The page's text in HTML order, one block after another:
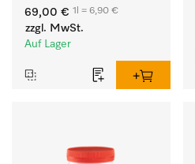
Entfernung von
hartnäckigen Flecken.
69,00 € 1l = 6,90 €
zzgl. MwSt.
Auf Lager